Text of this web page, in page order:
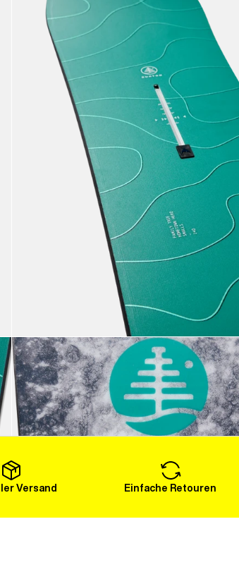
laden
Versand Einfache Retouren